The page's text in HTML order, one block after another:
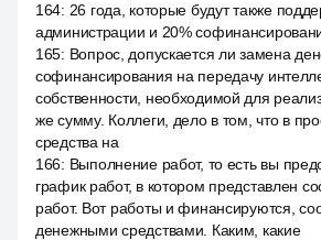
164: 26 года, которые будут также
администрации и 20%
165: Вопрос, допускается ли замена
софинансирования на передачу
собственности, необходимой для
же сумму. Коллеги, дело в том, что в
средства на
166: Выполнение работ, то есть вы
график работ, в котором представлен
работ. Вот работы и финансируются,
денежными средствами. Каким, какие